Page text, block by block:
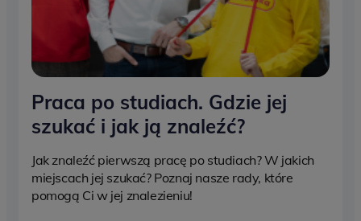
Praca po studiach. Gdzie jej
szukać i jak ją znaleźć?
Jak znaleźć pierwszą pracę po studiach? W jakich
miejscach jej szukać? Poznaj nasze rady, które
pomogą Ci w jej znalezieniu!